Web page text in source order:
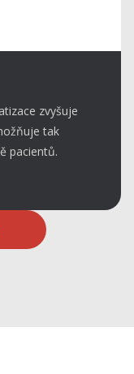
zvyšuje
tak
pacientů.